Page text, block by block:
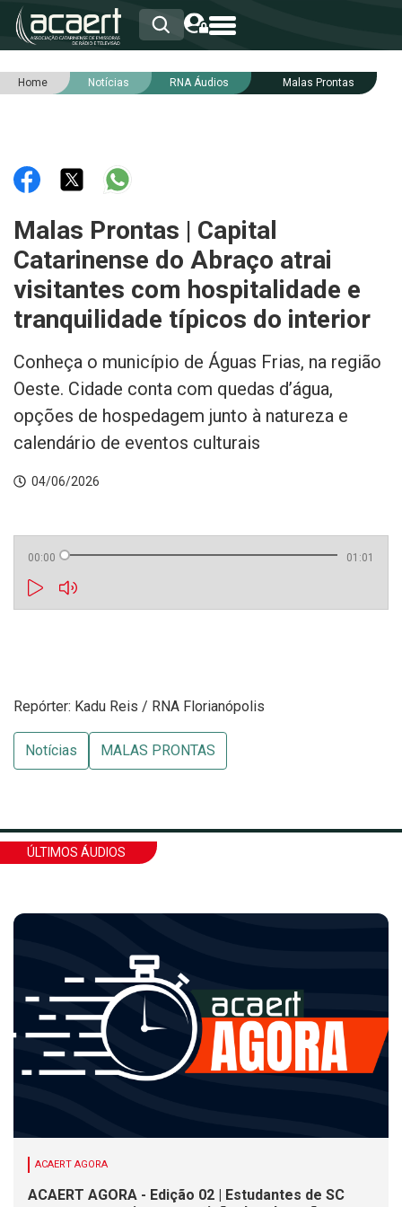
HOME
RNA
NOTÍCIAS
SERVIÇOS
INTEGRIDADE
Home Notícias RNA Áudios Malas Prontas
Malas Prontas | Capital
Catarinense do Abraço atrai
visitantes com hospitalidade e
tranquilidade típicos do interior
Conheça o município de Águas Frias, na região
Oeste. Cidade conta com quedas d’água,
opções de hospedagem junto à natureza e
calendário de eventos culturais
04/06/2026
00:00 01:01
Repórter: Kadu Reis / RNA Florianópolis
Notícias MALAS PRONTAS
ÚLTIMOS ÁUDIOS
ACAERT AGORA
ACAERT AGORA - Edição 02 | Estudantes de SC